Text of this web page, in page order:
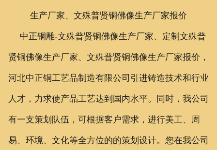
生产厂家、文殊普贤铜佛像生产厂家报价
中正铜雕-文殊普贤铜佛像生产厂家、定制 文殊普
贤铜佛像生产厂家、 文殊普贤铜佛像生产厂家报价 ，
河北中正铜工艺品制造有限公司引进铸造技术和行业
人才，力求使产品工艺达到国内水平。同时，我公司
有一支策划队伍，可根据客户需求，进行美工、周
易、环境、文化等全方位的的策划设计。您在我公司